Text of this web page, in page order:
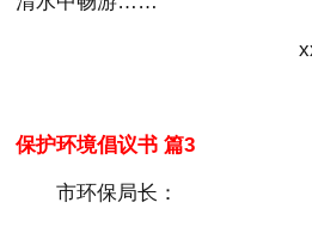
xxx
保护环境倡议书 篇3
市环保局长：